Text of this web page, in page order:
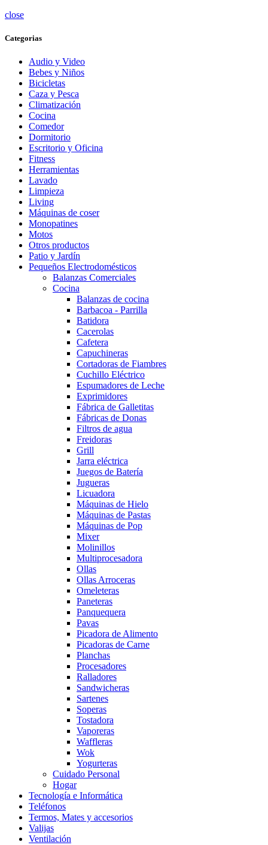
close
Categorias
Audio y Video
Bebes y Niños
Bicicletas
Caza y Pesca
Climatización
Cocina
Comedor
Dormitorio
Escritorio y Oficina
Fitness
Herramientas
Lavado
Limpieza
Living
Máquinas de coser
Monopatines
Motos
Otros productos
Patio y Jardín
Pequeños Electrodomésticos
Balanzas Comerciales
Cocina
Balanzas de cocina
Barbacoa - Parrilla
Batidora
Cacerolas
Cafetera
Capuchineras
Cortadoras de Fiambres
Cuchillo Eléctrico
Espumadores de Leche
Exprimidores
Fábrica de Galletitas
Fábricas de Donas
Filtros de agua
Freidoras
Grill
Jarra eléctrica
Juegos de Batería
Jugueras
Licuadora
Máquinas de Hielo
Máquinas de Pastas
Máquinas de Pop
Mixer
Molinillos
Multiprocesadora
Ollas
Ollas Arroceras
Omeleteras
Paneteras
Panquequera
Pavas
Picadora de Alimento
Picadoras de Carne
Planchas
Procesadores
Ralladores
Sandwicheras
Sartenes
Soperas
Tostadora
Vaporeras
Waffleras
Wok
Yogurteras
Cuidado Personal
Hogar
Tecnología e Informática
Teléfonos
Termos, Mates y accesorios
Valijas
Ventilación